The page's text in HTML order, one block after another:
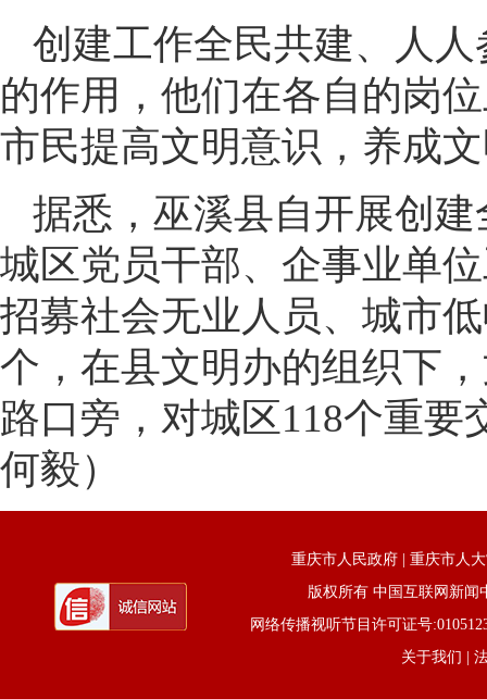
创建工作全民共建、人
的作用，他们在各自的岗
市民提高文明意识，养成
据悉，巫溪县自开展创
城区党员干部、企事业单
招募社会无业人员、城市
个，在县文明办的组织下
路口旁，对城区118个重
何毅）
重庆市人民政府
重庆市人
版权所有 中国互联网新闻
网络传播视听节目许可证号
关于我们 |